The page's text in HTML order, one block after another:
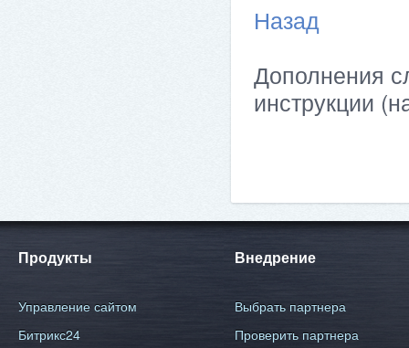
Назад
Дополнения
инструкции
Продукты
Управление сайтом
Битрикс24
Внедрение
Выбрать партнера
Проверить партнера